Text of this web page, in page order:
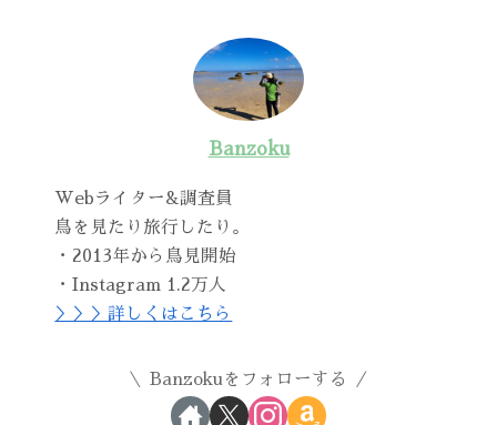
Banzoku
Webライター&調査員
鳥を見たり旅行したり。
・2013年から鳥見開始
・Instagram 1.2万人
＞＞＞詳しくはこちら
Banzokuをフォローする